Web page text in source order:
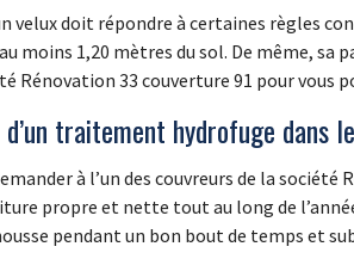
velux doit répondre à certaines règles
moins 1,20 mètres du sol. De même, sa
Rénovation 33 couverture 91 pour vous
traitement hydrofuge dans
à l’un des couvreurs de la
propre et nette tout au long de
pendant un bon bout de temps et